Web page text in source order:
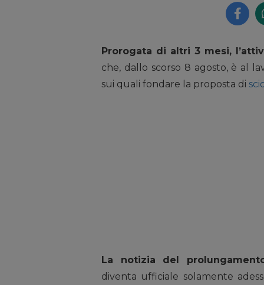
Prorogata di altri 3 mesi,
che, dallo scorso 8 agosto, è al
sui quali fondare la proposta di
La notizia del
diventa ufficiale solamente